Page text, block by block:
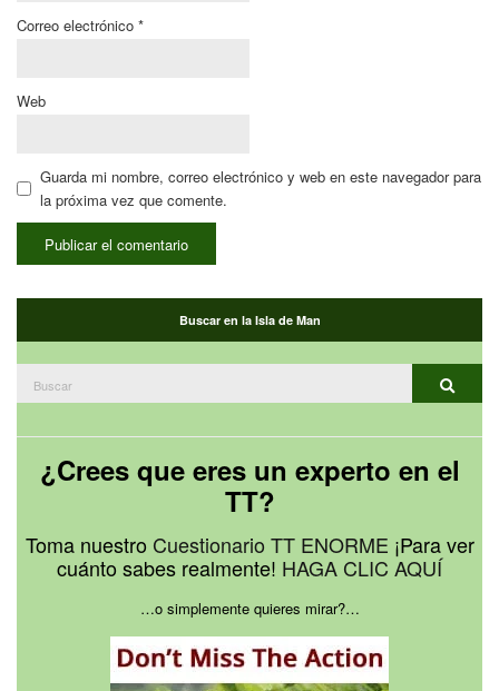
Correo electrónico *
Web
Guarda mi nombre, correo electrónico y web en este navegador para
la próxima vez que comente.
Buscar en la Isla de Man
Buscar
¿Crees que eres un experto en el
TT?
Toma nuestro Cuestionario TT ENORME ¡Para ver
cuánto sabes realmente! HAGA CLIC AQUÍ
…o simplemente quieres mirar?…